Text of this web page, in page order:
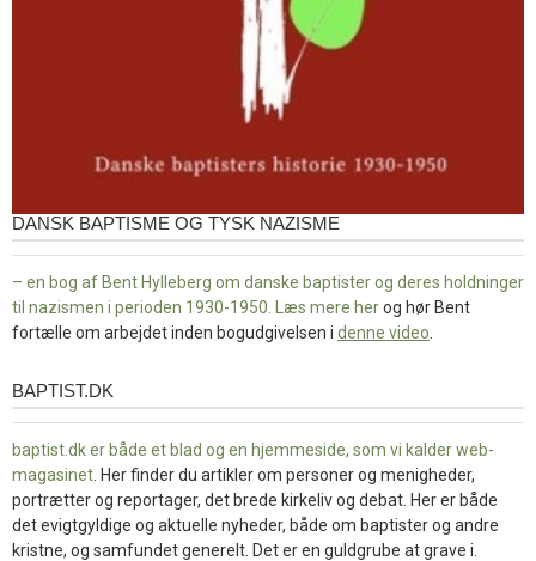
DANSK BAPTISME OG TYSK NAZISME
– en bog af Bent Hylleberg om danske baptister og deres holdninger
til nazismen i perioden 1930-1950. Læs mere herog hør Bent
fortælle om arbejdet inden bogudgivelsen i denne video
baptist.dk
BAPTIST.DK
baptist.dk er både et blad og en hjemmeside, som vi kalder web-
magasinet . Her finder du artikler om personer og menigheder,
portrætter og reportager, det brede kirkeliv og debat. Her er både
det evigtgyldige og aktuelle nyheder, både om baptister og andre
kristne, og samfundet generelt. Det er en guldgrube at grave i.